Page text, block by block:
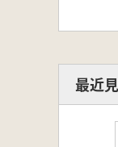
最近